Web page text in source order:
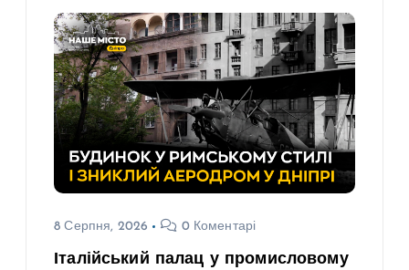
8 Серпня, 2026 0 Коментарі
Італійський палац у промисловому